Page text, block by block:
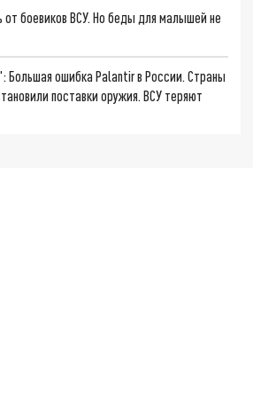
боевиков ВСУ. Но беды для малышей не
Большая ошибка Palantir в России. Страны
поставки оружия. ВСУ теряют